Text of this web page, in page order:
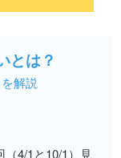
とは？
解説
4/1と10/1）見